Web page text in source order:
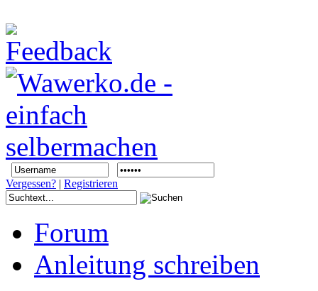
Vergessen? | Registrieren
Forum
Anleitung schreiben